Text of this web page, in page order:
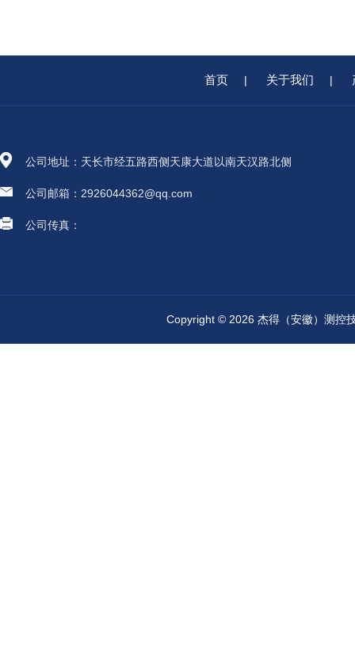
首页 | 关于我们 |
公司地址：天长市经五路西侧天康大道以南天汉路北侧
公司邮箱：2926044362@qq.com
公司传真：
Copyright © 2026 杰得（安徽）测